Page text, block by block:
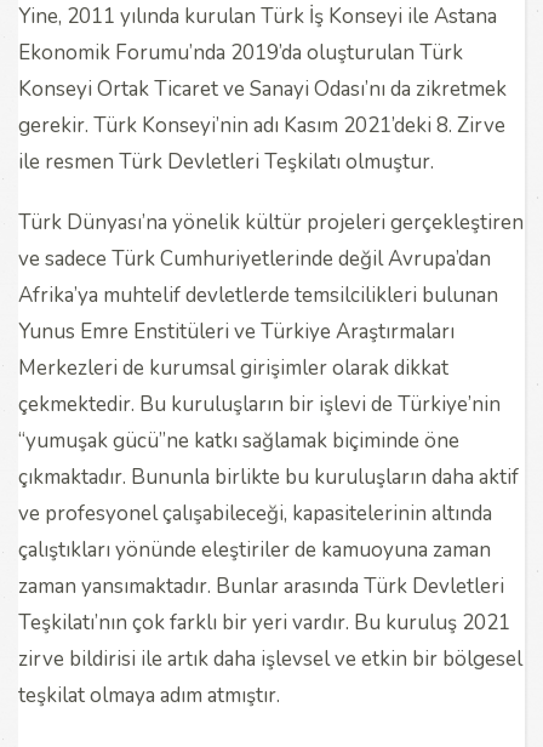
Yine, 2011 yılında kurulan Türk İş Konseyi ile Astana
Ekonomik Forumu’nda 2019’da oluşturulan Türk
Konseyi Ortak Ticaret ve Sanayi Odası’nı da zikretmek
gerekir. Türk Konseyi’nin adı Kasım 2021’deki 8. Zirve
ile resmen Türk Devletleri Teşkilatı olmuştur.
Türk Dünyası’na yönelik kültür projeleri gerçekleştiren
ve sadece Türk Cumhuriyetlerinde değil Avrupa’dan
Afrika’ya muhtelif devletlerde temsilcilikleri bulunan
Yunus Emre Enstitüleri ve Türkiye Araştırmaları
Merkezleri de kurumsal girişimler olarak dikkat
çekmektedir. Bu kuruluşların bir işlevi de Türkiye’nin
“yumuşak gücü”ne katkı sağlamak biçiminde öne
çıkmaktadır. Bununla birlikte bu kuruluşların daha aktif
ve profesyonel çalışabileceği, kapasitelerinin altında
çalıştıkları yönünde eleştiriler de kamuoyuna zaman
zaman yansımaktadır. Bunlar arasında Türk Devletleri
Teşkilatı’nın çok farklı bir yeri vardır. Bu kuruluş 2021
zirve bildirisi ile artık daha işlevsel ve etkin bir bölgesel
teşkilat olmaya adım atmıştır.